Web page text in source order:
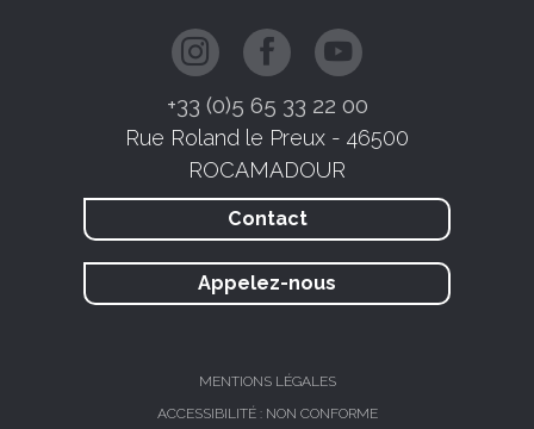
+33 (0)5 65 33 22 00
Rue Roland le Preux - 46500
ROCAMADOUR
Contact
Appelez-nous
MENTIONS LÉGALES
ACCESSIBILITÉ : NON CONFORME